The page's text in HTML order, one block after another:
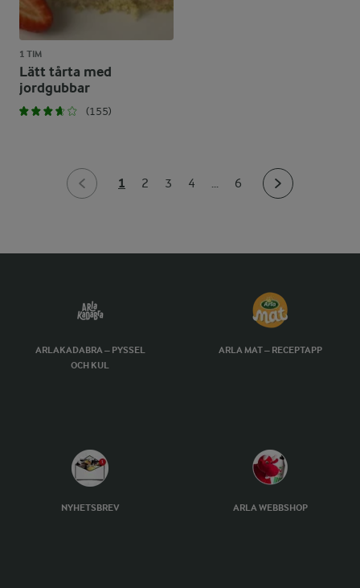
1 TIM
Lätt tårta med
jordgubbar
(155)
1 2 3 4 ... 6
ARLAKADABRA – PYSSEL
OCH KUL
ARLA MAT – RECEPTAPP
NYHETSBREV ARLA WEBBSHOP